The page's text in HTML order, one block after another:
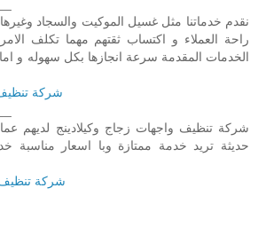
نقدم خدماتنا مثل غسيل الموكيت والسجاد
راحة العملاء و اكتساب ثقتهم مهما تكلف
الخدمات المقدمة سرعة انجازها بكل سهوله و
شركة
شركة تنظيف واجهات زجاج وكيلادينج لديهم
حديثة تريد خدمة ممتازة وبا اسعار مناسبة
شركة